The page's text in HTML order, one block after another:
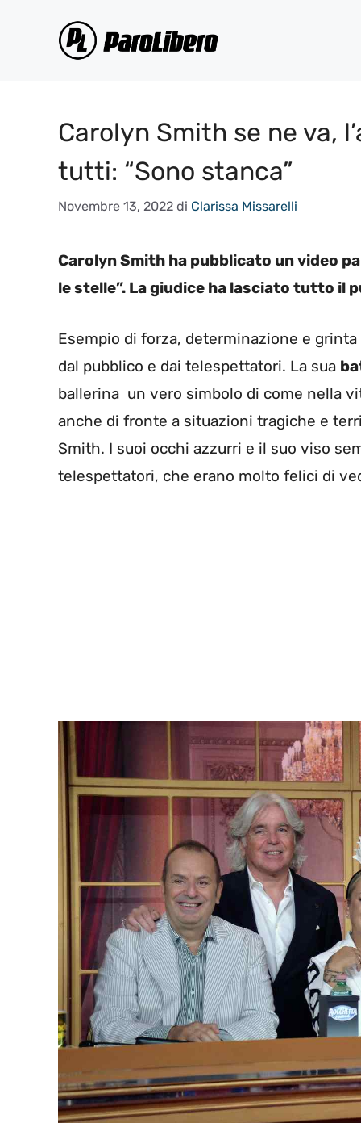
Carolyn Smith se ne va,
tutti: “Sono stanca”
Novembre 13, 2022 di Clarissa Missarelli
Carolyn Smith ha pubblicato un video
le stelle”. La giudice ha lasciato tutto il
Esempio di forza, determinazione e grinta
dal pubblico e dai telespettatori. La sua
ballerina un vero simbolo di come nella
anche di fronte a situazioni tragiche e
Smith. I suoi occhi azzurri e il suo viso
telespettatori, che erano molto felici di